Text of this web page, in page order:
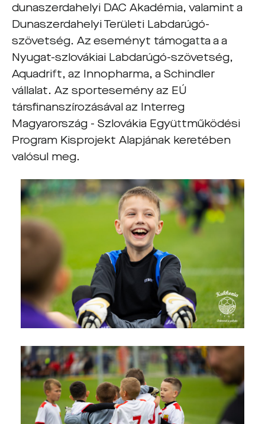
dunaszerdahelyi DAC Akadémia, valamint a
Dunaszerdahelyi Területi Labdarúgó-
szövetség. Az eseményt támogatta a a
Nyugat-szlovákiai Labdarúgó-szövetség,
Aquadrift, az Innopharma, a Schindler
vállalat. Az sportesemény az EÚ
társfinanszírozásával az Interreg
Magyarország - Szlovákia Együttműködési
Program Kisprojekt Alapjának keretében
valósul meg.